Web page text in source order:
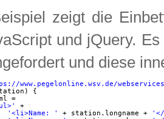
zeigt die
und jQuery.
und diese
www.pegelonline.wsv.de/
{
=
+
'<li>Name: '
+ station.longname +